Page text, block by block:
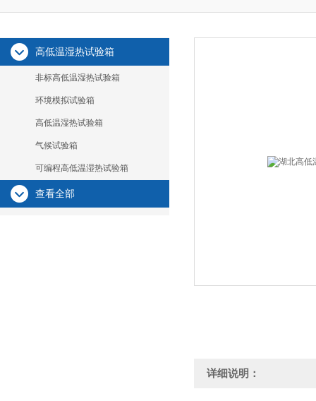
高低温湿热试验箱
非标高低温湿热试验箱
环境模拟试验箱
高低温湿热试验箱
气候试验箱
可编程高低温湿热试验箱
查看全部
详细说明：